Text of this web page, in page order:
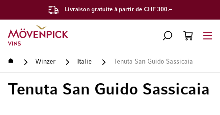
Livraison gratuite à partir de CHF 300.–
Aller à la page d'accueil
CHERCHERPANIER
Accueil Winzer Italie Tenuta San Guido Sassicaia
Tenuta San Guido Sassicaia